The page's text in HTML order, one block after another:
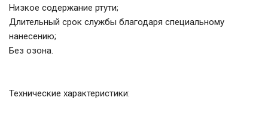
Низкое содержание ртути;
Длительный срок службы благодаря специальному
нанесению;
Без озона.
Технические характеристики: